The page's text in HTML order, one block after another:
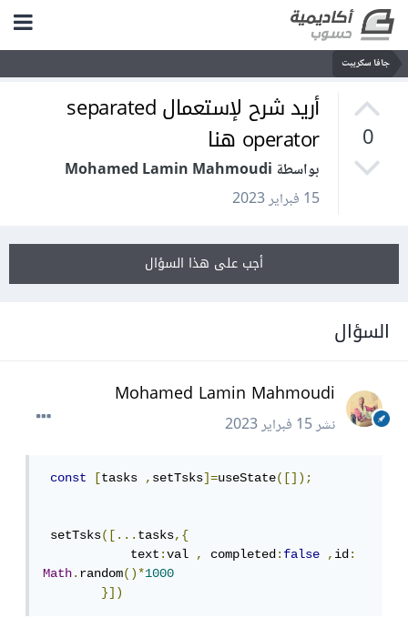
جافا سكريبت
0
أريد شرح لإستعمال separated
operator هنا
بواسطة Mohamed Lamin Mahmoudi
15 فبراير 2023
أجب على هذا السؤال
السؤال
Mohamed Lamin Mahmoudi
نشر15 فبراير 2023
const [tasks ,setTsks]=useState([]);
setTsks([...tasks,{
            text
:val , completed:false ,id:
Math.random()*1000
}])